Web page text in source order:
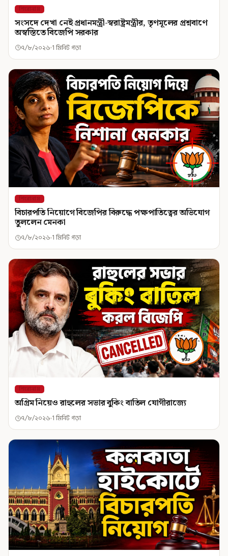
শিরোনাম
সংসদে দেখা নেই প্রধানমন্ত্রী-স্বরাষ্ট্রমন্ত্রীর, তৃণমূলের প্রশ্নবাণে
অস্বস্তিতে বিজেপি সরকার
৭/৮/২০২৬ 1 মিনিট পড়া
শিরোনাম
বিচারপতি নিয়োগে বিজেপির বিরুদ্ধে পক্ষপাতিত্বের অভিযোগ
তুললেন মেনকা
৭/৮/২০২৬ 1 মিনিট পড়া
শিরোনাম
অগ্রিম নিয়েও রাহুলের সভার বুকিং বাতিল যোগীরাজ্যে
৭/৮/২০২৬ 1 মিনিট পড়া